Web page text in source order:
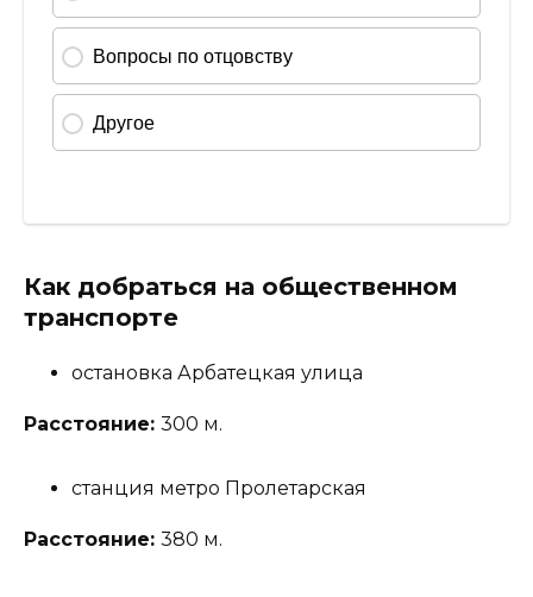
Как добраться на общественном
транспорте
остановка Арбатецкая улица
Расстояние: 300 м.
станция метро Пролетарская
Расстояние: 380 м.